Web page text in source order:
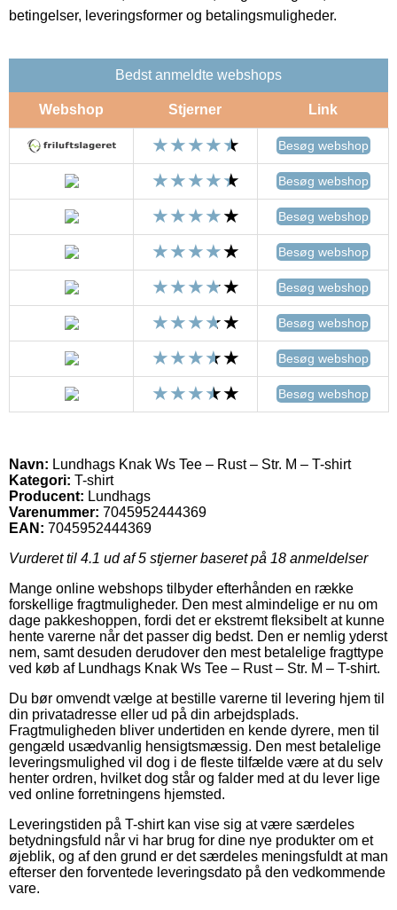
betingelser, leveringsformer og betalingsmuligheder.
Bedst anmeldte webshops
Webshop Stjerner Link
Besøg webshop
Besøg webshop
Besøg webshop
Besøg webshop
Besøg webshop
Besøg webshop
Besøg webshop
Besøg webshop
Navn: Lundhags Knak Ws Tee – Rust – Str. M – T-shirt
Kategori: T-shirt
Producent: Lundhags
Varenummer: 7045952444369
EAN: 7045952444369
Vurderet til 4.1 ud af 5 stjerner baseret på 18 anmeldelser
Mange online webshops tilbyder efterhånden en række
forskellige fragtmuligheder. Den mest almindelige er nu om
dage pakkeshoppen, fordi det er ekstremt fleksibelt at kunne
hente varerne når det passer dig bedst. Den er nemlig yderst
nem, samt desuden derudover den mest betalelige fragttype
ved køb af Lundhags Knak Ws Tee – Rust – Str. M – T-shirt.
Du bør omvendt vælge at bestille varerne til levering hjem til
din privatadresse eller ud på din arbejdsplads.
Fragtmuligheden bliver undertiden en kende dyrere, men til
gengæld usædvanlig hensigtsmæssig. Den mest betalelige
leveringsmulighed vil dog i de fleste tilfælde være at du selv
henter ordren, hvilket dog står og falder med at du lever lige
ved online forretningens hjemsted.
Leveringstiden på T-shirt kan vise sig at være særdeles
betydningsfuld når vi har brug for dine nye produkter om et
øjeblik, og af den grund er det særdeles meningsfuldt at man
efterser den forventede leveringsdato på den vedkommende
vare.